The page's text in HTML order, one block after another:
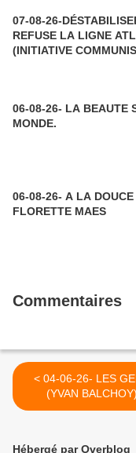
07-08-26-
REFUSE LA LIGNE
(INITIATIVE
06-08-26- LA BEAUTE
MONDE.
06-08-26- A LA DOUCE
FLORETTE MAES
Commentaires
< 04-06-26- LES GENS
(YVAN BALCHOY)
Hébergé par Overblog